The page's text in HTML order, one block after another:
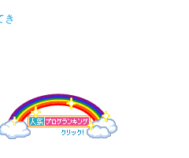
き